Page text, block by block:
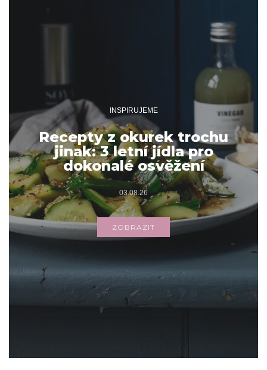
INSPIRUJEME
Recepty z okurek trochu
jinak: 3 letní jídla pro
dokonalé osvěžení
03.08.26
ZOBRAZIT
Archivy